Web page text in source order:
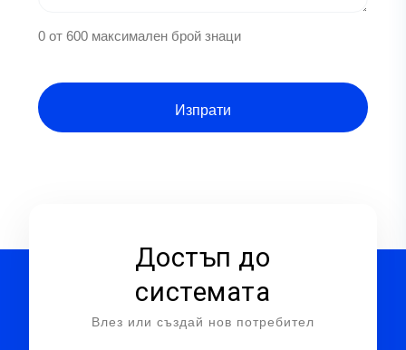
0 от 600 максимален брой знаци
Достъп до
системата
Влез или създай нов потребител